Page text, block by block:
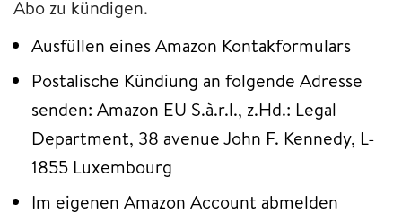
Abo zu kündigen.
Ausfüllen eines Amazon Kontakformulars
Postalische Kündiung an folgende Adresse
senden: Amazon EU S.à.r.l., z.Hd.: Legal
Department, 38 avenue John F. Kennedy, L-
1855 Luxembourg
Im eigenen Amazon Account abmelden